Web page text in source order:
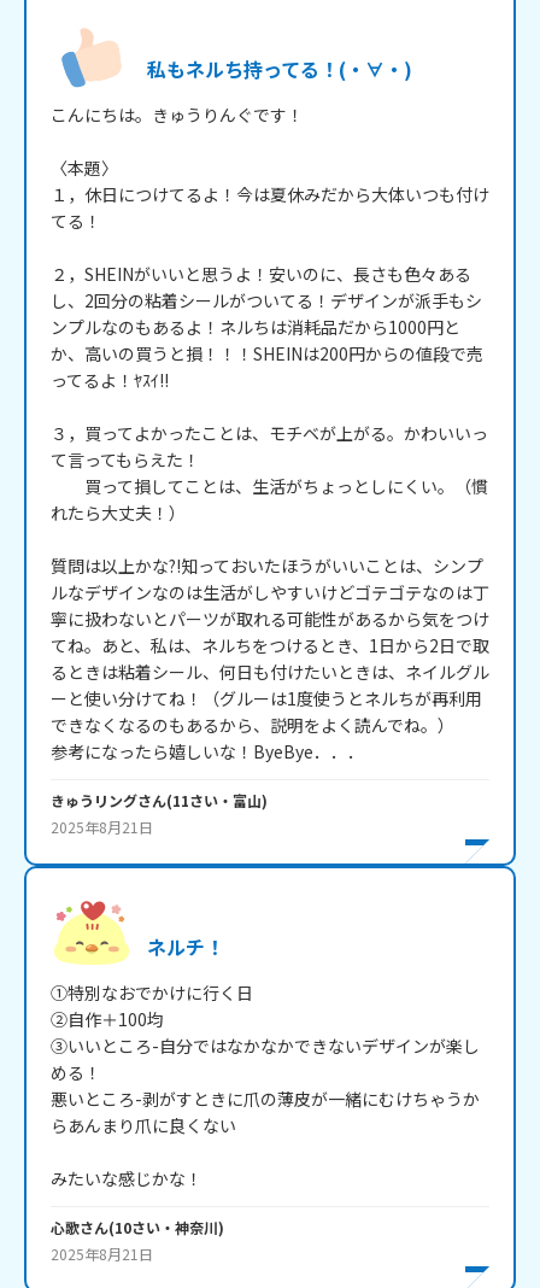
私もネルち持ってる！(・∀・)
こんにちは。きゅうりんぐです！
〈本題〉
１，休日につけてるよ！今は夏休みだから大体いつも付け
てる！
２，SHEINがいいと思うよ！安いのに、長さも色々ある
し、2回分の粘着シールがついてる！デザインが派手もシ
ンプルなのもあるよ！ネルちは消耗品だから1000円と
か、高いの買うと損！！！SHEINは200円からの値段で売
ってるよ！ﾔｽｲ!!
３，買ってよかったことは、モチベが上がる。かわいいっ
て言ってもらえた！
買って損してことは、生活がちょっとしにくい。（慣
れたら大丈夫！）
質問は以上かな?!知っておいたほうがいいことは、シンプ
ルなデザインなのは生活がしやすいけどゴテゴテなのは丁
寧に扱わないとパーツが取れる可能性があるから気をつけ
てね。あと、私は、ネルちをつけるとき、1日から2日で取
るときは粘着シール、何日も付けたいときは、ネイルグル
ーと使い分けてね！（グルーは1度使うとネルちが再利用
できなくなるのもあるから、説明をよく読んでね。）
参考になったら嬉しいな！ByeBye．．．
きゅうリングさん(11さい・ 富山)
2025年8月21日
ネルチ！
①特別なおでかけに行く日
②自作＋100均
③いいところ-自分ではなかなかできないデザインが楽し
める！
悪いところ-剥がすときに爪の薄皮が一緒にむけちゃうか
らあんまり爪に良くない
みたいな感じかな！
心歌さん(10さい・ 神奈川)
2025年8月21日